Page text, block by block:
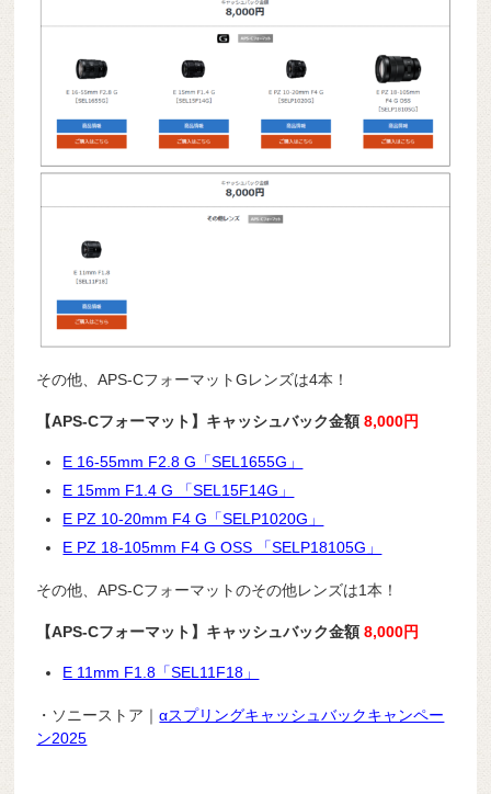
その他、APS-CフォーマットGレンズは4本！
【APS-Cフォーマット】キャッシュバック金額8,000円
E 16-55mm F2.8 G「SEL1655G」
E 15mm F1.4 G 「SEL15F14G」
E PZ 10-20mm F4 G「SELP1020G」
E PZ 18-105mm F4 G OSS 「SELP18105G」
その他、APS-Cフォーマットのその他レンズは1本！
【APS-Cフォーマット】キャッシュバック金額8,000円
E 11mm F1.8「SEL11F18」
・ソニーストア｜αスプリングキャッシュバックキャンペー
ン2025